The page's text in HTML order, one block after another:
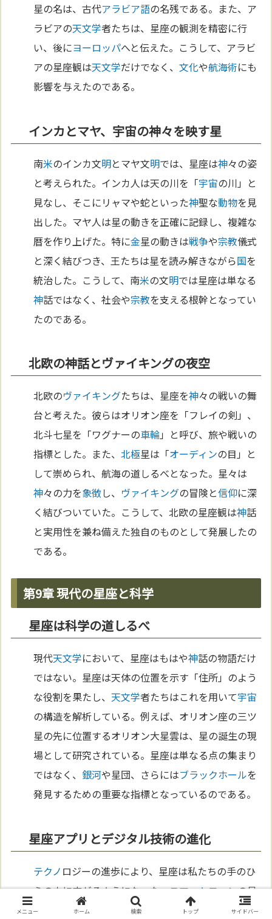
星の名は、古代アラビア語の名残である。また、ア
ラビアの天文学者たちは、星座の観測を精密に行
い、後にヨーロッパへと伝えた。こうして、アラビ
アの星座観は天文学だけでなく、文化や航海術にも
影響を与えたのである。
インカとマヤ、宇宙の神々を映す星
南米のインカ文明とマヤ文明では、星座は神々の姿
と考えられた。インカ人は天の川を「宇宙の川」と
見なし、そこにリャマや蛇といった神聖な動物を見
出した。マヤ人は星の動きを正確に記録し、複雑な
暦を作り上げた。特に金星の動きは戦争や宗教儀式
と深く結びつき、王たちは星を読み解きながら国を
統治した。こうして、南米の文明では星座は単なる
神話ではなく、社会や宗教を支える根幹となってい
たのである。
北欧の神話とヴァイキングの夜空
北欧のヴァイキングたちは、星座を神々の戦いの舞
台と考えた。彼らはオリオン座を「フレイの剣」、
北斗七星を「ワグナーの車輪」と呼び、旅や戦いの
指標とした。また、北極星は「オーディンの目」と
して崇められ、航海の道しるべとなった。星々は
神々の力を象徴し、 ヴァイキングの冒険と信仰に深
く結びついていた。こうして、北欧の星座観は神話
と実用性を兼ね備えた独自のものとして発展したの
である。
第9章 現代の星座と科学
星座は科学の道しるべ
現代天文学において、星座はもはや神話の物語だけ
ではない。星座は天体の位置を示す「住所」のよう
な役割を果たし、天文学者たちはこれを用いて宇宙
の構造を解析している。例えば、オリオン座の三ツ
星の先に位置するオリオン大星雲は、星の誕生の現
場として研究されている。星座は単なる点の集まり
ではなく、 銀河や星団、さらにはブラックホールを
発見するための重要な指標となっているのである。
星座アプリとデジタル技術の進化
テクノ ロジーの進歩により、星座は私たちの手のひ
らの中に広がるようになった。スマートフォンの星
座アプリを使えば、どこにいてもリアル
ムで星
メニュー ホーム 検索 トップ サイドバー